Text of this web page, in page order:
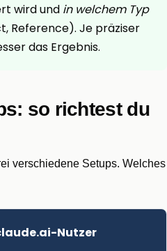
wird und in welchem Typ
Reference). Je präziser
das Ergebnis.
so richtest du
verschiedene Setups. Welches
Nutzer